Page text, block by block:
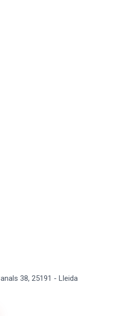
38, 25191 - Lleida